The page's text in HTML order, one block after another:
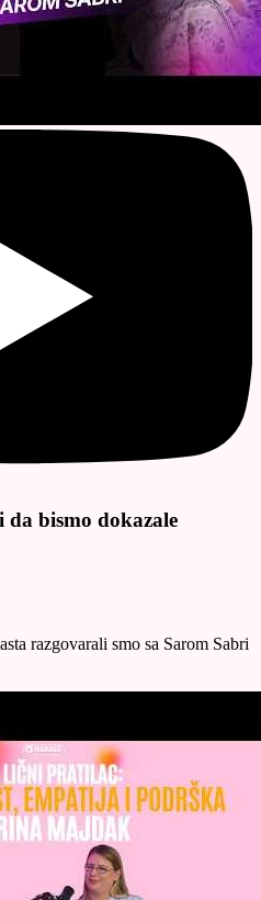
da bismo dokazale
razgovarali smo sa Sarom Sabri